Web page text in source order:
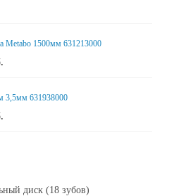
Metabo 1500мм 631213000
3,5мм 631938000
диск (18 зубов)